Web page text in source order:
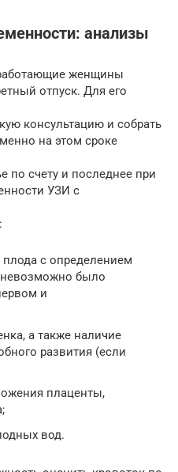
анализы
женщины
отпуск. Для его
консультацию и собрать
на этом сроке
по счету и последнее при
УЗИ с
с определением
невозможно было
и
а также наличие
развития (если
плаценты,
вод.